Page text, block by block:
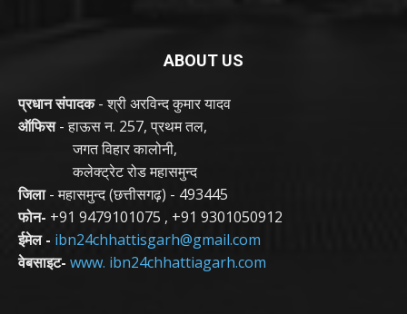
ABOUT US
प्रधान संपादक- श्री अरविन्द कुमार यादव
ऑफिस- हाऊस न. 257, प्रथम तल,
जगत विहार कालोनी,
कलेक्ट्रेट रोड महासमुन्द
जिला- महासमुन्द (छत्तीसगढ़) - 493445
फोन- +91 9479101075 , +91 9301050912
ईमेल - ibn24chhattisgarh@gmail.com
वेबसाइट- www. ibn24chhattiagarh.com